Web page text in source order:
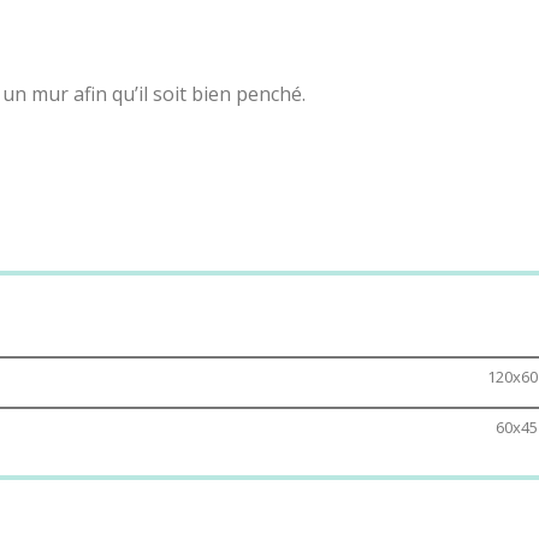
mur afin qu’il soit bien penché.
jouer. Vous pouvez jouer seul, ou à plusieurs en
et lâcher le. C’est parti !
points !
ENFANTS.